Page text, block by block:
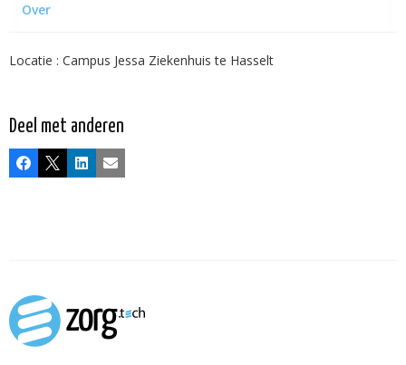
Over
Locatie : Campus Jessa Ziekenhuis te Hasselt
Deel met anderen
Facebook
X LinkedInE-mail